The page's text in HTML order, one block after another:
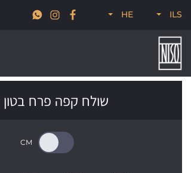
ILS
HE
חדש לקיץ 2026, קולקציות סטרים, פודל, ונודוס
שולח קפה פרח בטון